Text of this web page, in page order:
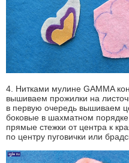
4. Нитками мулине GAMMA
вышиваем прожилки на
в первую очередь вышиваем
боковые в шахматном
прямые стежки от центра к
по центру пуговички или